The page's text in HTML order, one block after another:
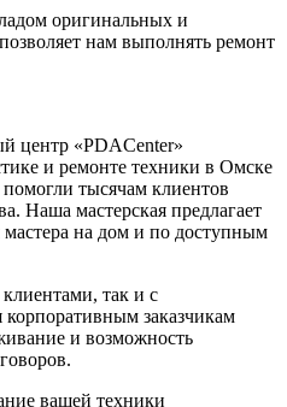
оригинальных и
нам выполнять ремонт
центр «PDACenter»
и ремонте техники в Омске
тысячам клиентов
Наша мастерская предлагает
на дом и по доступным
так и с
корпоративным заказчикам
и возможность
вашей техники